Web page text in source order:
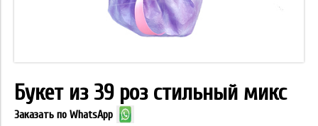
Букет из 39 роз стильный микс
Заказать по WhatsApp